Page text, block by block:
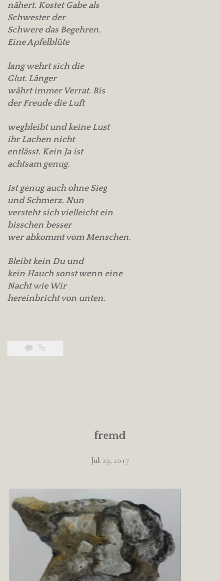
nähert. Kostet Gabe als
Schwester der
Schwere das Begehren.
Eine Apfelblüte
lang wehrt sich die
Glut. Länger
währt immer Verrat. Bis
der Freude die Luft
wegbleibt und keine Lust
ihr Lachen nicht
entlässt. Kein Ja ist
achtsam genug.
Ist genug auch ohne Sieg
und Schmerz. Nun
versteht sich vielleicht ein
bisschen besser
wer abkommt vom Menschen.
Bleibt kein Du und
kein Hauch sonst wenn eine
Nacht wie Wir
hereinbricht von unten.
fremd
Juli 29, 2017